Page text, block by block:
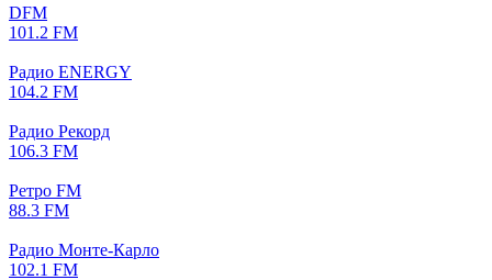
DFM
101.2 FM
Радио ENERGY
104.2 FM
Радио Рекорд
106.3 FM
Ретро FM
88.3 FM
Радио Монте-Карло
102.1 FM